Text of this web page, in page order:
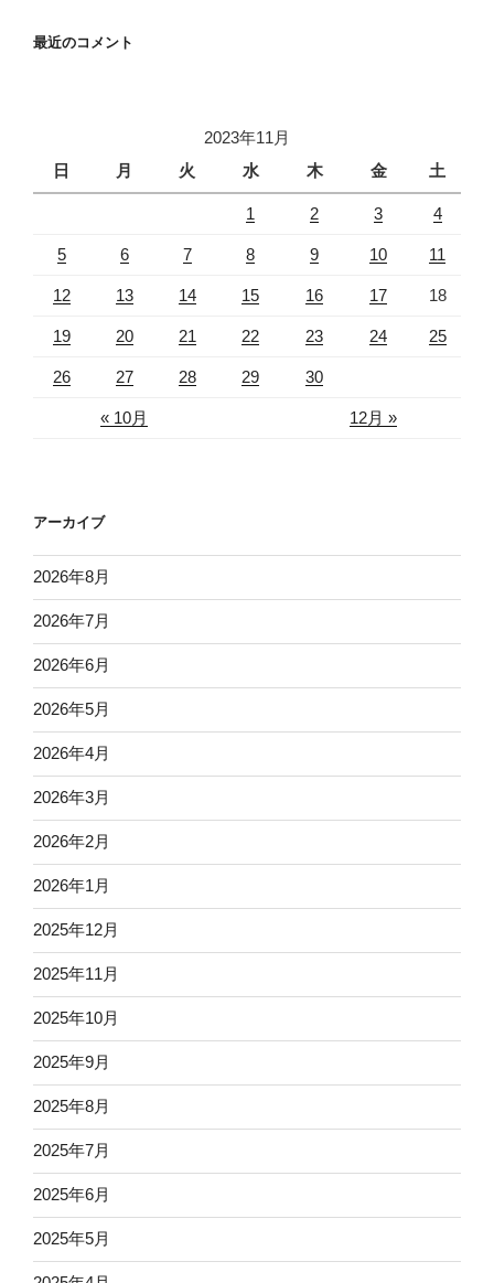
最近のコメント
2023年11月
日
月 火 水 木 金 土
« 10月 12月 »
1 2 3 4
5 6 7 8 9 10 11
12 13 14 15 16 17 18
19 20 21 22 23 24 25
26 27 28 29 30
アーカイブ
2026年8月
2026年7月
2026年6月
2026年5月
2026年4月
2026年3月
2026年2月
2026年1月
2025年12月
2025年11月
2025年10月
2025年9月
2025年8月
2025年7月
2025年6月
2025年5月